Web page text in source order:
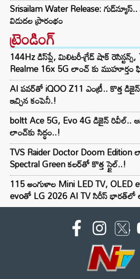
Srisailam Water Release:
విడుదల ప్రారంభం
ట్రెండింగ్‌
144Hz డిస్‌ప్లే, మిలిటరీ-గ్రేడ్ షాక్
Realme 16x 5G లాంచ్ కు ముహూర్తం
AI పవర్‌తో iQOO Z11 ఎంట్రీ.. కొత్త
ఇచ్చిన కంపెనీ.!
boltt Ace 5G, Evo 4G డిజైన్ రివీల్..
లాంచ్‌కు సిద్ధం..!
TVS Raider Doctor Doom
Spectral Green కలర్‌తో కొత్త స్టైల్..!
115 అంగుళాల Mini LED TV, OLED
evoతో LG 2026 AI TV సిరీస్